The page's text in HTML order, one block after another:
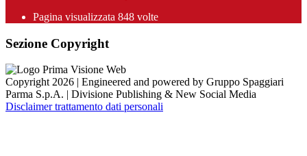
Pagina visualizzata 848 volte
Sezione Copyright
Copyright 2026 | Engineered and powered by Gruppo Spaggiari
Parma S.p.A. | Divisione Publishing & New Social Media
Disclaimer trattamento dati personali